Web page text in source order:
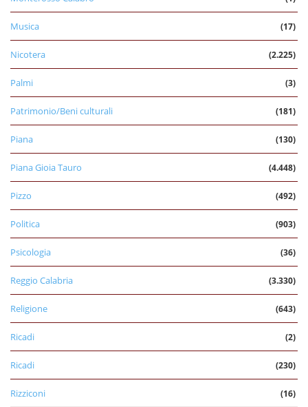
Musica (17)
Nicotera (2.225)
Palmi (3)
Patrimonio/Beni culturali (181)
Piana (130)
Piana Gioia Tauro (4.448)
Pizzo (492)
Politica (903)
Psicologia (36)
Reggio Calabria (3.330)
Religione (643)
Ricadi (2)
Ricadi (230)
Rizziconi (16)